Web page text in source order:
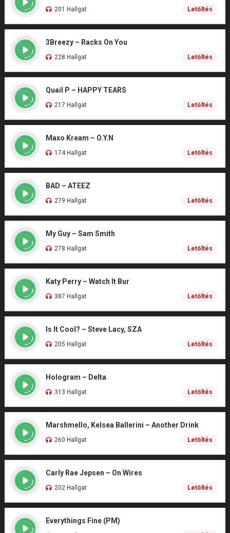
201 Hallgat Letöltés
3Breezy – Racks On You
228 Hallgat Letöltés
Quail P – HAPPY TEARS
217 Hallgat Letöltés
Maxo Kream – O.Y.N
174 Hallgat Letöltés
BAD – ATEEZ
279 Hallgat Letöltés
My Guy – Sam Smith
278 Hallgat Letöltés
Katy Perry – Watch It Bur
387 Hallgat Letöltés
Is It Cool? – Steve Lacy, SZA
205 Hallgat Letöltés
Hologram – Delta
313 Hallgat Letöltés
Marshmello, Kelsea Ballerini – Another Drink
260 Hallgat Letöltés
Carly Rae Jepsen – On Wires
202 Hallgat Letöltés
Everythings Fine (PM)